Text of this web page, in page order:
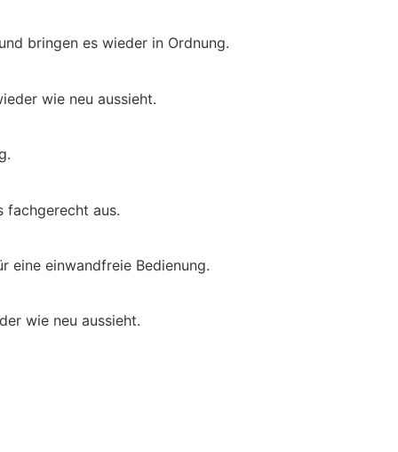
bringen es wieder in Ordnung.
wie neu aussieht.
fachgerecht aus.
eine einwandfreie Bedienung.
wie neu aussieht.